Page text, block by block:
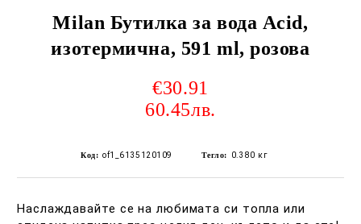
Milan Бутилка за вода Acid,
изотермична, 591 ml, розова
€30.91
60.45лв.
Код: of1_6135120109 Тегло: 0.380 кг
Наслаждавайте се на любимата си топла или